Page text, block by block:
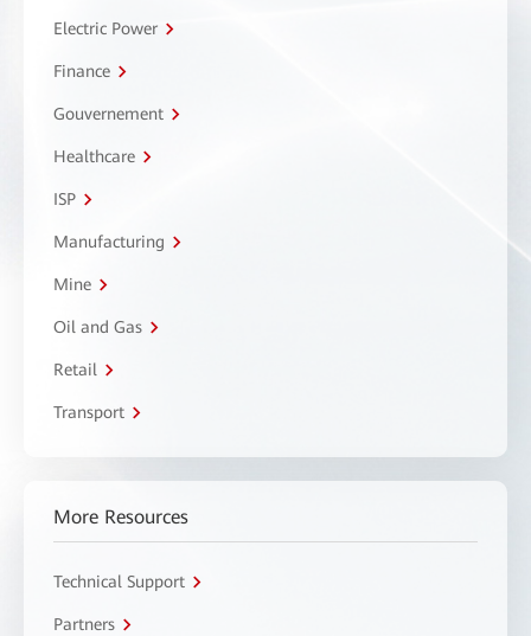
Electric Power
Finance
Gouvernement
Healthcare
ISP
Manufacturing
Mine
Oil and Gas
Retail
Transport
More Resources
Technical Support
Partners